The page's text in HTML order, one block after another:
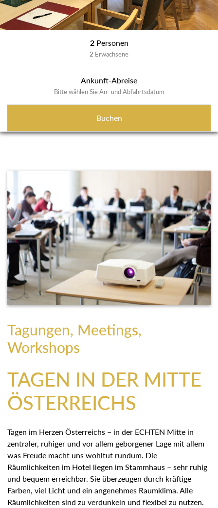
2 Personen
2 Erwachsene
Ankunft-Abreise
Bitte wählen Sie An- und Abfahrtsdatum
Buchen
Tagungen, Meetings,
Workshops
TAGEN IN DER MITTE
ÖSTERREICHS
Tagen im Herzen Österreichs – in der ECHTEN Mitte in
zentraler, ruhiger und vor allem geborgener Lage mit allem
was Freude macht uns wohltut rundum. Die
Räumlichkeiten im Hotel liegen im Stammhaus – sehr ruhig
und bequem erreichbar. Sie überzeugen durch kräftige
Farben, viel Licht und ein angenehmes Raumklima. Alle
Räumlichkeiten sind zu verdunkeln und flexibel zu nutzen.